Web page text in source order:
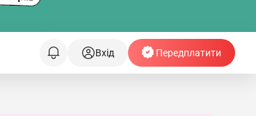
Вхід Передплатити